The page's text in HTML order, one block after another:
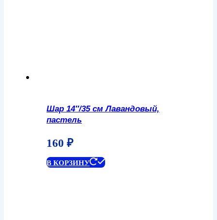
Шар 14″/35 см Лавандовый,
пастель
160 ₽
В КОРЗИНУ